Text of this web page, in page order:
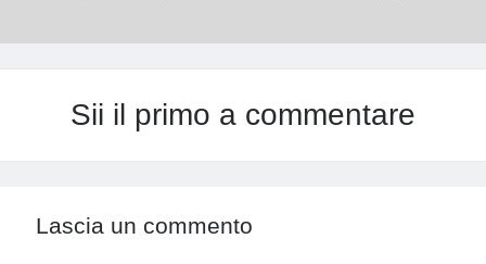
Sii il primo a commentare
Lascia un commento